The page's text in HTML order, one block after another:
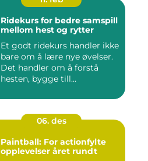
Ridekurs for bedre samspill
mellom hest og rytter
Et godt ridekurs handler ikke
bare om å lære nye øvelser.
Det handler om å forstå
hesten, bygge till...
06. des
Paintball: For actionfylte
opplevelser året rundt